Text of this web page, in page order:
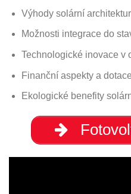
Výhody solární
Možnosti integrace do
Technologické inovace v
Finanční aspekty a dotace
Ekologické benefity